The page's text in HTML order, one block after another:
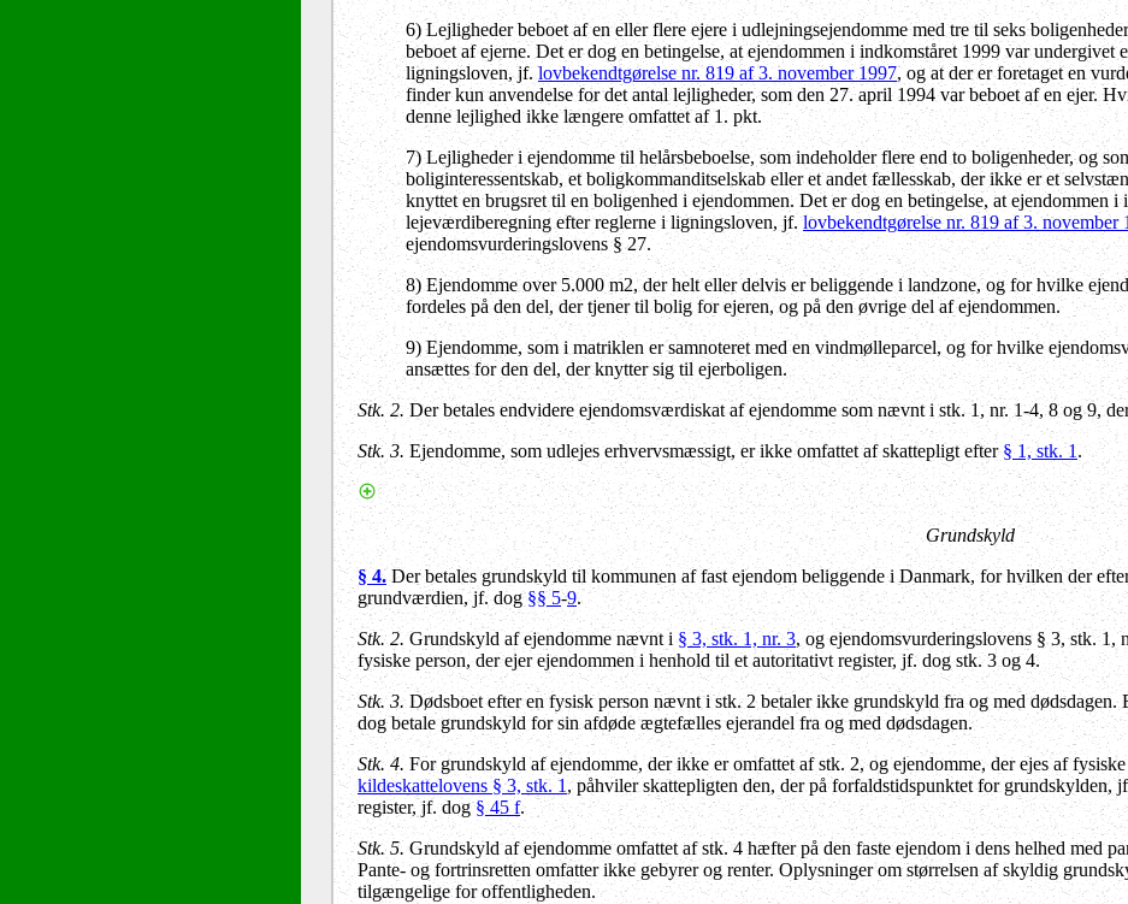
6) Lejligheder beboet af en eller flere ejere i udlejningsejendomme med tre til seks
beboet af ejerne. Det er dog en betingelse, at ejendommen i indkomståret 1999 var
ligningsloven, jf.lovbekendtgørelse nr. 819 af 3. november 1997, og at der er foretaget en
finder kun anvendelse for det antal lejligheder, som den 27. april 1994 var beboet af en ejer.
denne lejlighed ikke længere omfattet af 1. pkt.
7) Lejligheder i ejendomme til helårsbeboelse, som indeholder flere end to boligenheder, og
boliginteressentskab, et boligkommanditselskab eller et andet fællesskab, der ikke er et
knyttet en brugsret til en boligenhed i ejendommen. Det er dog en betingelse, at ejendommen
lejeværdiberegning efter reglerne i ligningsloven, jf.lovbekendtgørelse nr. 819 af 3. november
ejendomsvurderingslovens § 27.
8) Ejendomme over 5.000 m2, der helt eller delvis er beliggende i landzone, og for hvilke
fordeles på den del, der tjener til bolig for ejeren, og på den øvrige del af ejendommen.
9) Ejendomme, som i matriklen er samnoteret med en vindmølleparcel, og for hvilke
ansættes for den del, der knytter sig til ejerboligen.
Stk. 2. Der betales endvidere ejendomsværdiskat af ejendomme som nævnt i stk. 1, nr. 1-4, 8 og 9,
Stk. 3. Ejendomme, som udlejes erhvervsmæssigt, er ikke omfattet af skattepligt efter § 1, stk. 1 .
Grundskyld
§ 4. Der betales grundskyld til kommunen af fast ejendom beliggende i Danmark, for hvilken der
grundværdien, jf. dog§§ 5-9.
Stk. 2. Grundskyld af ejendomme nævnt i § 3, stk. 1, nr. 3, og ejendomsvurderingslovens § 3, stk. 1,
fysiske person, der ejer ejendommen i henhold til et autoritativt register, jf. dog stk. 3 og 4.
Stk. 3.Dødsboet efter en fysisk person nævnt i stk. 2 betaler ikke grundskyld fra og med
dog betale grundskyld for sin afdøde ægtefælles ejerandel fra og med dødsdagen.
Stk. 4. For grundskyld af ejendomme, der ikke er omfattet af stk. 2, og ejendomme, der ejes af
kildeskattelovens § 3, stk. 1 , påhviler skattepligten den, der på forfaldstidspunktet for grundskylden,
register, jf. dog§ 45 f.
Stk. 5. Grundskyld af ejendomme omfattet af stk. 4 hæfter på den faste ejendom i dens helhed med
Pante- og fortrinsretten omfatter ikke gebyrer og renter. Oplysninger om størrelsen af skyldig
tilgængelige for offentligheden.